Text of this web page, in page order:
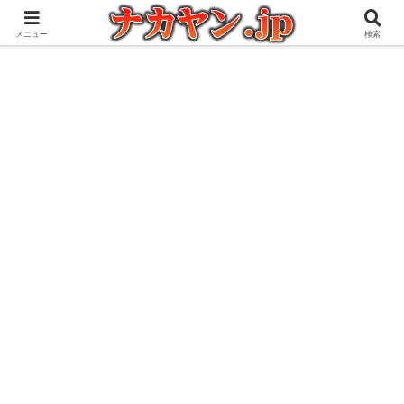
アウトドアとガジェット好きな管理人の愉快な日々を綴るブログ
メニュー 検索